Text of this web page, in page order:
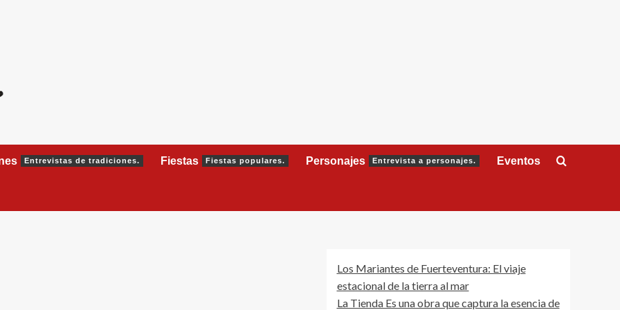
Entrevistas de tradiciones. Fiestas Fiestas populares. Personajes Entrevista a personajes. Eventos
Los Mariantes de Fuerteventura: El viaje
estacional de la tierra al mar
La Tienda Es una obra que captura la esencia de